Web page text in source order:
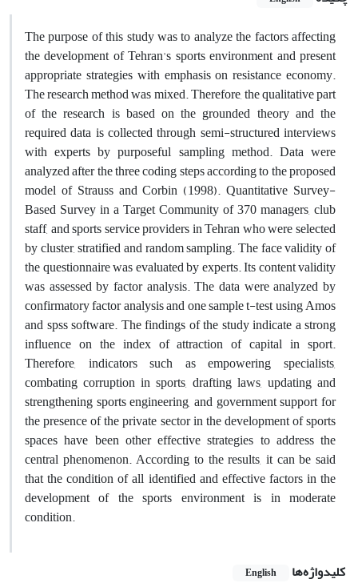
The purpose of this study was to analyze the factors affecting
the development of Tehran's sports environment and present
appropriate strategies with emphasis on resistance economy.
The research method was mixed. Therefore, the qualitative part
of the research is based on the grounded theory and the
required data is collected through semi-structured interviews
with experts by purposeful sampling method. Data were
analyzed after the three coding steps according to the proposed
model of Strauss and Corbin (1998). Quantitative Survey-
Based Survey in a Target Community of 370 managers, club
staff, and sports service providers in Tehran who were selected
by cluster, stratified and random sampling. The face validity of
the questionnaire was evaluated by experts. Its content validity
was assessed by factor analysis. The data were analyzed by
confirmatory factor analysis and one sample t-test using Amos
and spss software. The findings of the study indicate a strong
influence on the index of attraction of capital in sport.
Therefore, indicators such as empowering specialists,
combating corruption in sports, drafting laws, updating and
strengthening sports engineering, and government support for
the presence of the private sector in the development of sports
spaces have been other effective strategies to address the
central phenomenon. According to the results, it can be said
that the condition of all identified and effective factors in the
development of the sports environment is in moderate
condition.
کلیدواژه‌ها English